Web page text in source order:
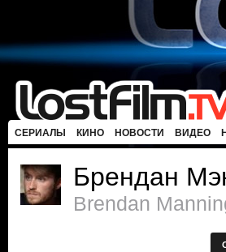
СЕРИАЛЫ КИНО НОВОСТИ ВИДЕО
Брендан
Brendan